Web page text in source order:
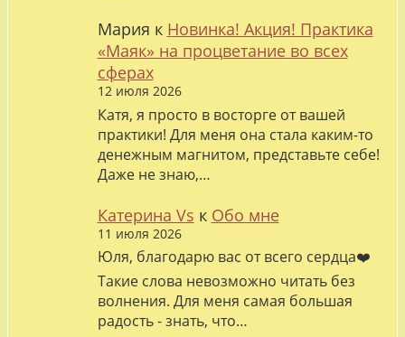
Мария к Новинка! Акция! Практика
«Маяк» на процветание во всех
сферах
12 июля 2026
Катя, я просто в восторге от вашей
практики! Для меня она стала каким-то
денежным магнитом, представьте себе!
Даже не знаю,…
Катерина Vs к Обо мне
11 июля 2026
Юля, благодарю вас от всего сердца❤️
Такие слова невозможно читать без
волнения. Для меня самая большая
радость - знать, что…